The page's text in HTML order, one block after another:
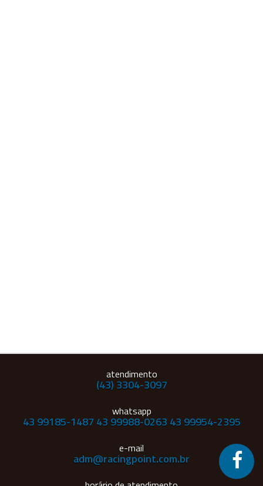
atendimento
(43) 3304-3097
whatsapp
43 99185-1487 43 99988-0263 43 99954-2395
e-mail
adm@racingpoint.com.br